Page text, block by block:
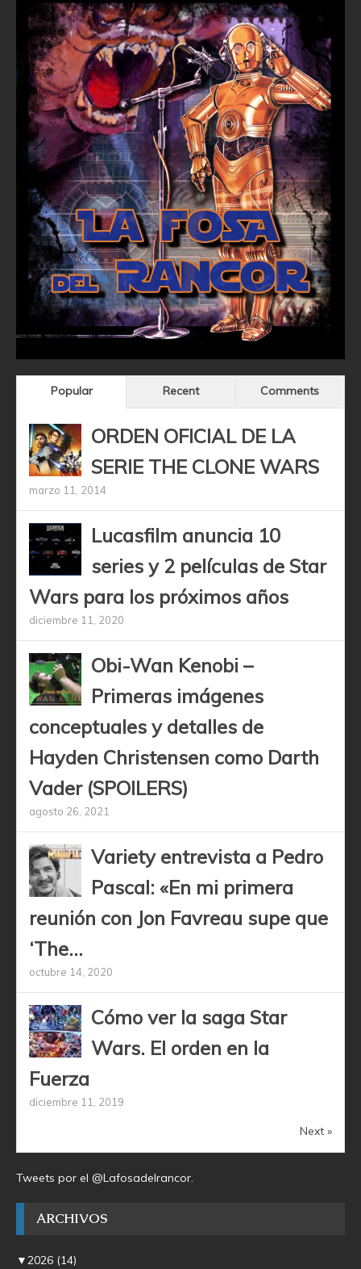
Popular Recent Comments
ORDEN OFICIAL DE LA
SERIE THE CLONE WARS
marzo 11, 2014
Lucasfilm anuncia 10
series y 2 películas de Star
Wars para los próximos años
diciembre 11, 2020
Obi-Wan Kenobi –
Primeras imágenes
conceptuales y detalles de
Hayden Christensen como Darth
Vader (SPOILERS)
agosto 26, 2021
Variety entrevista a Pedro
Pascal: «En mi primera
reunión con Jon Favreau supe que
‘The...
octubre 14, 2020
Cómo ver la saga Star
Wars. El orden en la
Fuerza
diciembre 11, 2019
Next »
Tweets por el @Lafosadelrancor.
ARCHIVOS
▼2026 (14)